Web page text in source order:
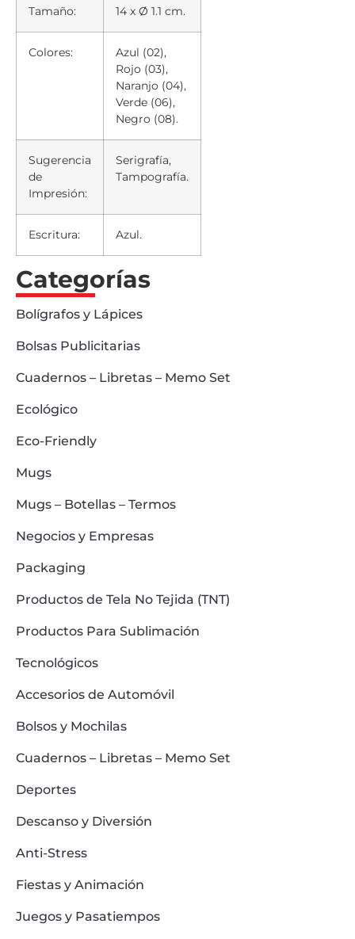
Tamaño: 14 x Ø 1.1 cm.
Colores:
Azul (02),
Rojo (03),
Naranjo (04),
Verde (06),
Negro (08).
Sugerencia
de
Impresión:
Serigrafía,
Tampografía.
Escritura: Azul.
Categorías
Bolígrafos y Lápices
Bolsas Publicitarias
Cuadernos – Libretas – Memo Set
Ecológico
Eco-Friendly
Mugs
Mugs – Botellas – Termos
Negocios y Empresas
Packaging
Productos de Tela No Tejida (TNT)
Productos Para Sublimación
Tecnológicos
Accesorios de Automóvil
Bolsos y Mochilas
Cuadernos – Libretas – Memo Set
Deportes
Descanso y Diversión
Anti-Stress
Fiestas y Animación
Juegos y Pasatiempos